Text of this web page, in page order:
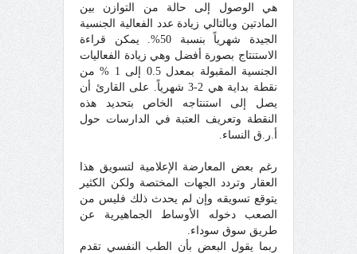
هي الوصول إلى حالة من التوازن بين
المادتين وبالتالي زيادة عدد الفعالية الجنسية
الجيدة شهرياً بنسبة 50%. يمكن قراءة
الاستنتاج بصورة أفضل وهي زيادة الفعاليات
الجنسية المقبولة بمعدل 0.5 إلى 1 % من
نقطة بداية هي 2-3 شهرياً. على القارئ أن
يصل إلى استنتاجه الخاص بتحديد هذه
النقطة وتعريف العتبة في الدارسات حول
أ.ر.ق النساء.
رغم بعض المعارضة الإعلامية لتسويق هذا
العقار وتردد الجهات المختصة ولكن الكثير
يتوقع تسويقه وإن لم يحدث ذلك فليس من
الصعب دخوله الأوساط الجماهيرية عن
طريق سوق سوداء.
ربما يقول البعض بأن الطب النفسي تقدم